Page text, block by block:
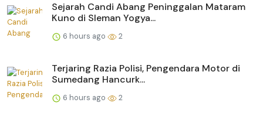
Sejarah Candi Abang Peninggalan Mataram
Kuno di Sleman Yogya...
6 hours ago 2
Terjaring Razia Polisi, Pengendara Motor di
Sumedang Hancurk...
6 hours ago 2